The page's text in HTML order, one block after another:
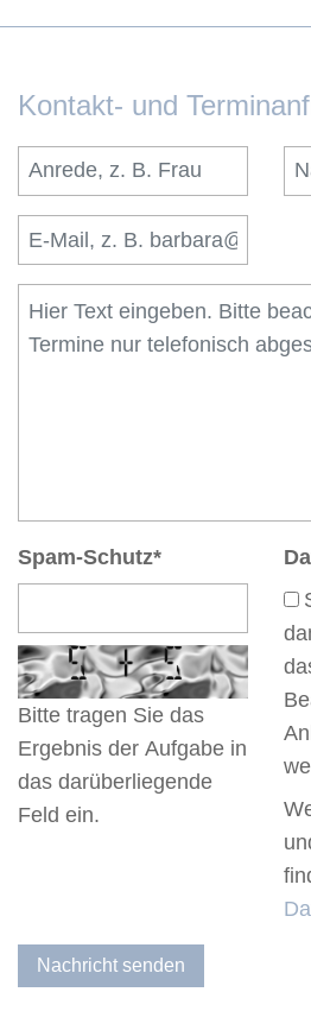
Kontakt- und
Spam-Schutz*
Bitte tragen Sie das
Ergebnis der Aufgabe in
das darüberliegende
Feld ein.